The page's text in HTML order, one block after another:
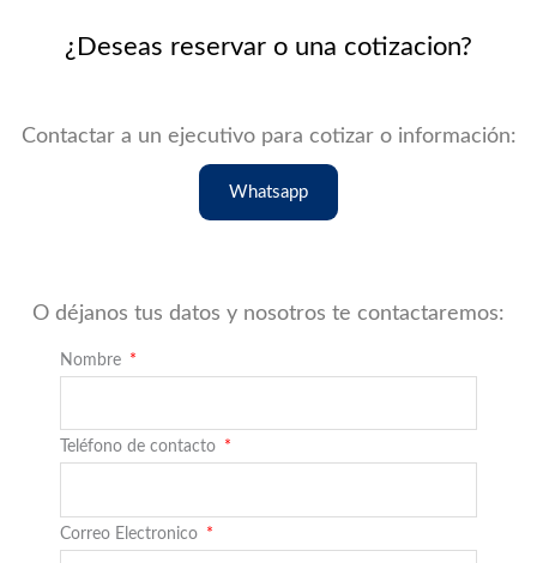
¿Deseas reservar o una cotizacion?
Contactar a un ejecutivo para cotizar o información:
Whatsapp
O déjanos tus datos y nosotros te contactaremos:
Nombre
Teléfono de contacto
Correo Electronico